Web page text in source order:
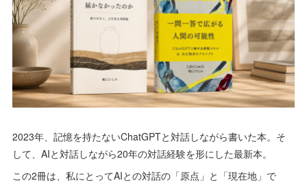
2023年、記憶を持たないChatGPTと対話しながら書いた本。そ
して、AIと対話しながら20年の対話経験を形にした最新本。
この2冊は、私にとってAIとの対話の「原点」と「現在地」で